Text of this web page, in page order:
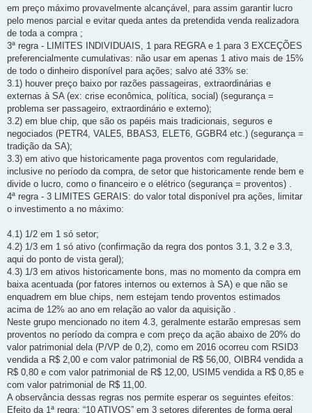
em preço máximo provavelmente alcançável, para assim garantir lucro
pelo menos parcial e evitar queda antes da pretendida venda realizadora
de toda a compra ;
3ª regra - LIMITES INDIVIDUAIS, 1 para REGRA e 1 para 3 EXCEÇÕES
preferencialmente cumulativas: não usar em apenas 1 ativo mais de 15%
de todo o dinheiro disponível para ações; salvo até 33% se:
3.1) houver preço baixo por razões passageiras, extraordinárias e
externas à SA (ex: crise econômica, política, social) (segurança =
problema ser passageiro, extraordinário e externo);
3.2) em blue chip, que são os papéis mais tradicionais, seguros e
negociados (PETR4, VALE5, BBAS3, ELET6, GGBR4 etc.) (segurança =
tradição da SA);
3.3) em ativo que historicamente paga proventos com regularidade,
inclusive no período da compra, de setor que historicamente rende bem e
divide o lucro, como o financeiro e o elétrico (segurança = proventos) .
4ª regra - 3 LIMITES GERAIS: do valor total disponível pra ações, limitar
o investimento a no máximo:
4.1) 1/2 em 1 só setor;
4.2) 1/3 em 1 só ativo (confirmação da regra dos pontos 3.1, 3.2 e 3.3,
aqui do ponto de vista geral);
4.3) 1/3 em ativos historicamente bons, mas no momento da compra em
baixa acentuada (por fatores internos ou externos à SA) e que não se
enquadrem em blue chips, nem estejam tendo proventos estimados
acima de 12% ao ano em relação ao valor da aquisição .
Neste grupo mencionado no item 4.3, geralmente estarão empresas sem
proventos no período da compra e com preço da ação abaixo de 20% do
valor patrimonial dela (P/VP de 0,2), como em 2016 ocorreu com RSID3
vendida a R$ 2,00 e com valor patrimonial de R$ 56,00, OIBR4 vendida a
R$ 0,80 e com valor patrimonial de R$ 12,00, USIM5 vendida a R$ 0,85 e
com valor patrimonial de R$ 11,00.
A observância dessas regras nos permite esperar os seguintes efeitos:
Efeito da 1ª regra: “10 ATIVOS” em 3 setores diferentes de forma geral